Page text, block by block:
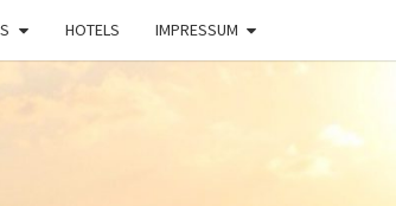
HOTELS IMPRESSUM